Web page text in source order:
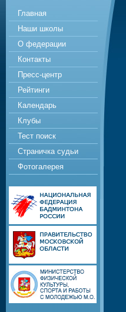
Главная
Наши школы
О федерации
Контакты
Пресс-центр
Рейтинги
Календарь
Клубы
Тест поиск
Страничка судьи
Фотогалерея